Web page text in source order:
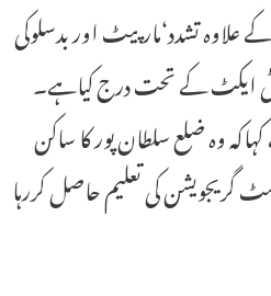
علاوہ تشدد‘مارپیٹ اور بدسلوکی
ایکٹ کے تحت درج کیاہے۔
وہ ضلع سلطان پور کا ساکن
کی تعلیم حاصل کررہا